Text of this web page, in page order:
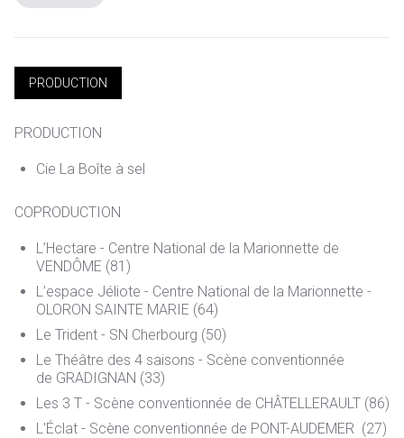
PRODUCTION
PRODUCTION
Cie La Boîte à sel
COPRODUCTION
L’Hectare - Centre National de la Marionnette de
VENDÔME (81)
L’espace Jéliote - Centre National de la Marionnette -
OLORON SAINTE MARIE (64)
Le Trident - SN Cherbourg (50)
Le Théâtre des 4 saisons - Scène conventionnée
de GRADIGNAN (33)
Les 3 T - Scène conventionnée de CHÂTELLERAULT (86)
L'Éclat - Scène conventionnée de PONT-AUDEMER (27)